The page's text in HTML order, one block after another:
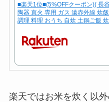
■楽天1位■(5%OFFクーポン)( 長
陶器 直火 専用 ガス 遠赤外線 炊
調理 料理 おうち 自炊 土鍋ご飯
楽天ではお米を炊く以